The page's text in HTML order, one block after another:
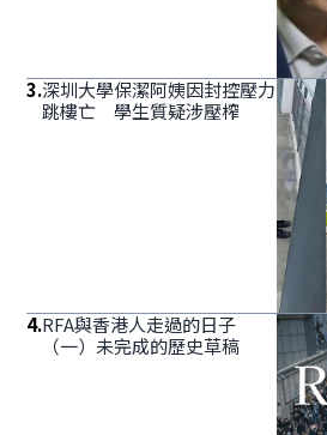
3.深圳大學保潔阿姨因封控壓力
跳樓亡 學生質疑涉壓榨
4.RFA與香港人走過的日子
（一）未完成的歷史草稿